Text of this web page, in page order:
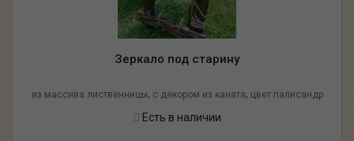
Зеркало под старину
из массива лиственницы, с декором из каната, цвет палисандр
Есть в наличии